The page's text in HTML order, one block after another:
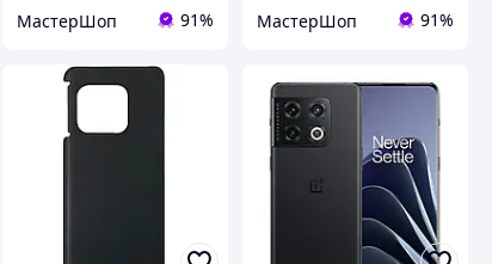
МастерШоп 91% МастерШоп 91%